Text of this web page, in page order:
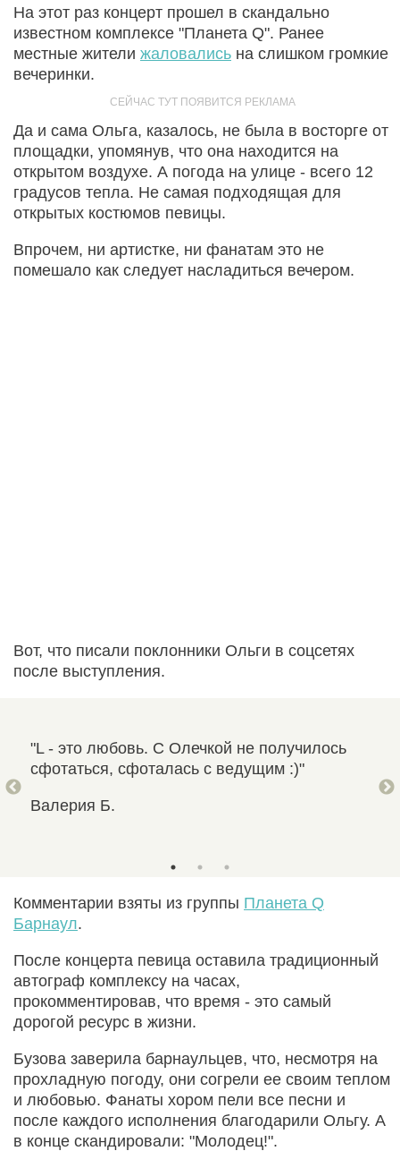
На этот раз концерт прошел в скандально
известном комплексе "Планета Q". Ранее
местные жители жаловались на слишком громкие
вечеринки.
Да и сама Ольга, казалось, не была в восторге от
площадки, упомянув, что она находится на
открытом воздухе. А погода на улице - всего 12
градусов тепла. Не самая подходящая для
открытых костюмов певицы.
Впрочем, ни артистке, ни фанатам это не
помешало как следует насладиться вечером.
Вот, что писали поклонники Ольги в соцсетях
после выступления.
"L - это любовь. С Олечкой не получилось
сфотаться, сфоталась с ведущим :)"
Валерия Б.
Комментарии взяты из группы Планета Q
Барнаул.
После концерта певица оставила традиционный
автограф комплексу на часах,
прокомментировав, что время - это самый
дорогой ресурс в жизни.
Бузова заверила барнаульцев, что, несмотря на
прохладную погоду, они согрели ее своим теплом
и любовью. Фанаты хором пели все песни и
после каждого исполнения благодарили Ольгу. А
в конце скандировали: "Молодец!".